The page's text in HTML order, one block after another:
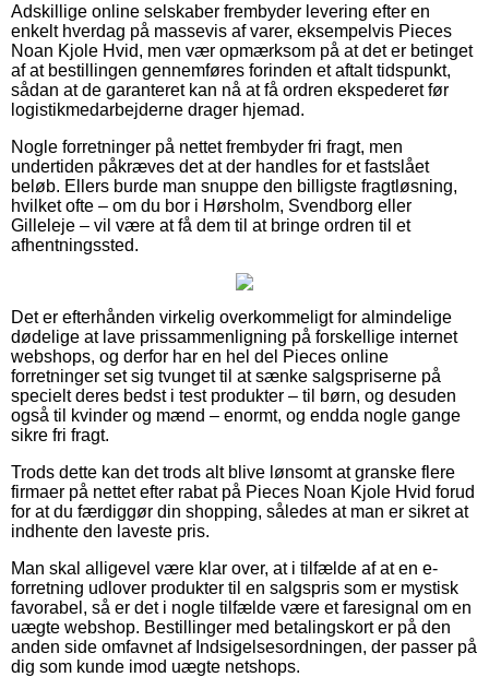
Adskillige online selskaber frembyder levering efter en
enkelt hverdag på massevis af varer, eksempelvis Pieces
Noan Kjole Hvid, men vær opmærksom på at det er betinget
af at bestillingen gennemføres forinden et aftalt tidspunkt,
sådan at de garanteret kan nå at få ordren ekspederet før
logistikmedarbejderne drager hjemad.
Nogle forretninger på nettet frembyder fri fragt, men
undertiden påkræves det at der handles for et fastslået
beløb. Ellers burde man snuppe den billigste fragtløsning,
hvilket ofte – om du bor i Hørsholm, Svendborg eller
Gilleleje – vil være at få dem til at bringe ordren til et
afhentningssted.
Det er efterhånden virkelig overkommeligt for almindelige
dødelige at lave prissammenligning på forskellige internet
webshops, og derfor har en hel del Pieces online
forretninger set sig tvunget til at sænke salgspriserne på
specielt deres bedst i test produkter – til børn, og desuden
også til kvinder og mænd – enormt, og endda nogle gange
sikre fri fragt.
Trods dette kan det trods alt blive lønsomt at granske flere
firmaer på nettet efter rabat på Pieces Noan Kjole Hvid forud
for at du færdiggør din shopping, således at man er sikret at
indhente den laveste pris.
Man skal alligevel være klar over, at i tilfælde af at en e-
forretning udlover produkter til en salgspris som er mystisk
favorabel, så er det i nogle tilfælde være et faresignal om en
uægte webshop. Bestillinger med betalingskort er på den
anden side omfavnet af Indsigelsesordningen, der passer på
dig som kunde imod uægte netshops.